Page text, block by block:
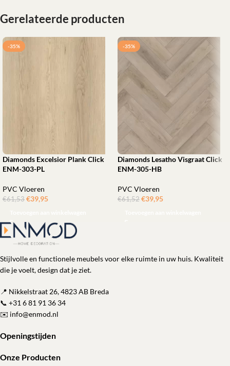
Gerelateerde producten
-35%
Diamonds Excelsior Plank Click
ENM-303-PL
PVC Vloeren
€61,53 €39,95
-35%
Diamonds Lesatho Visgraat Click
ENM-305-HB
PVC Vloeren
€61,52 €39,95
Stijlvolle en functionele meubels voor elke ruimte in uw huis. Kwaliteit
die je voelt, design dat je ziet.
📍 Nikkelstraat 26, 4823 AB Breda
📞 +31 6 81 91 36 34
✉️ info@enmod.nl
Openingstijden
Onze Producten